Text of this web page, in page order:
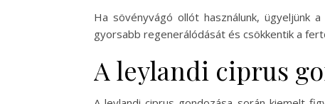
Ha sövényvágó ollót használunk,
gyorsabb regenerálódását és csökkentik a
A leylandi ciprus